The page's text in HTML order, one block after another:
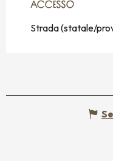
ACCESSO
ACCESSO
Strada (statale/